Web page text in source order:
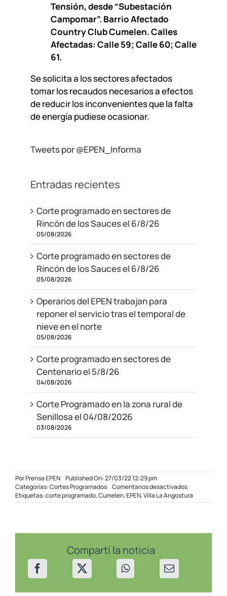
Tensión, desde “Subestación
Campomar”. Barrio Afectado
Country Club Cumelen. Calles
Afectadas: Calle 59; Calle 60; Calle
61.
Se solicita a los sectores afectados
tomar los recaudos necesarios a efectos
de reducir los inconvenientes que la falta
de energía pudiese ocasionar.
Tweets por @EPEN_Informa
Entradas recientes
Corte programado en sectores de
Rincón de los Sauces el 6/8/26
05/08/2026
Corte programado en sectores de
Rincón de los Sauces el 6/8/26
05/08/2026
Operarios del EPEN trabajan para
reponer el servicio tras el temporal de
nieve en el norte
05/08/2026
Corte programado en sectores de
Centenario el 5/8/26
04/08/2026
Corte Programado en la zona rural de
Senillosa el 04/08/2026
03/08/2026
PorPrensa EPEN Published On: 27/03/22 12:29 pm
Categorías:Cortes Programados Comentarios desactivadosen
Corte
Programado
Etiquetas:corte programado,Cumelen,EPEN,Villa La Angostura
Compartí la noticia